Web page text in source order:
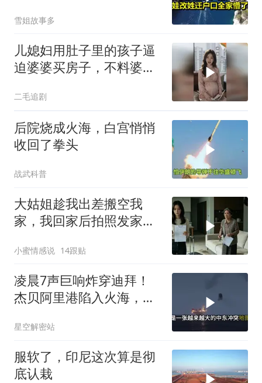
雪姐故事多
儿媳妇用肚子里的孩子逼
迫婆婆买房子，不料婆婆
二毛追剧
后院烧成火海，白宫悄悄
收回了拳头
战武科普
大姑姐趁我出差搬空我
家，我回家后拍照发家族
小蜜情感说 14跟贴
凌晨7声巨响炸穿迪拜！
杰贝阿里港陷入火海，美
彻底心寒
星空解密站
服软了，印尼这次算是彻
底认栽